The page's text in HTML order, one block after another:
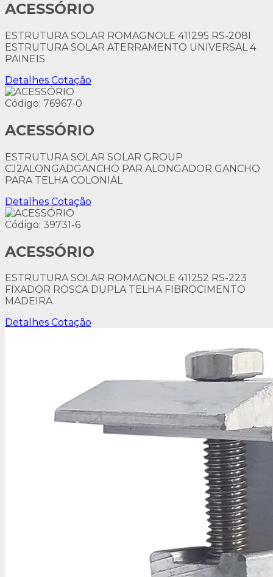
ACESSÓRIO
ESTRUTURA SOLAR ROMAGNOLE 411295 RS-208I
ESTRUTURA SOLAR ATERRAMENTO UNIVERSAL 4
PAINEIS
Detalhes Cotação
Código: 76967-0
ACESSÓRIO
ESTRUTURA SOLAR SOLAR GROUP
CJ2ALONGADGANCHO PAR ALONGADOR GANCHO
PARA TELHA COLONIAL
Detalhes Cotação
Código: 39731-6
ACESSÓRIO
ESTRUTURA SOLAR ROMAGNOLE 411252 RS-223
FIXADOR ROSCA DUPLA TELHA FIBROCIMENTO
MADEIRA
Detalhes Cotação